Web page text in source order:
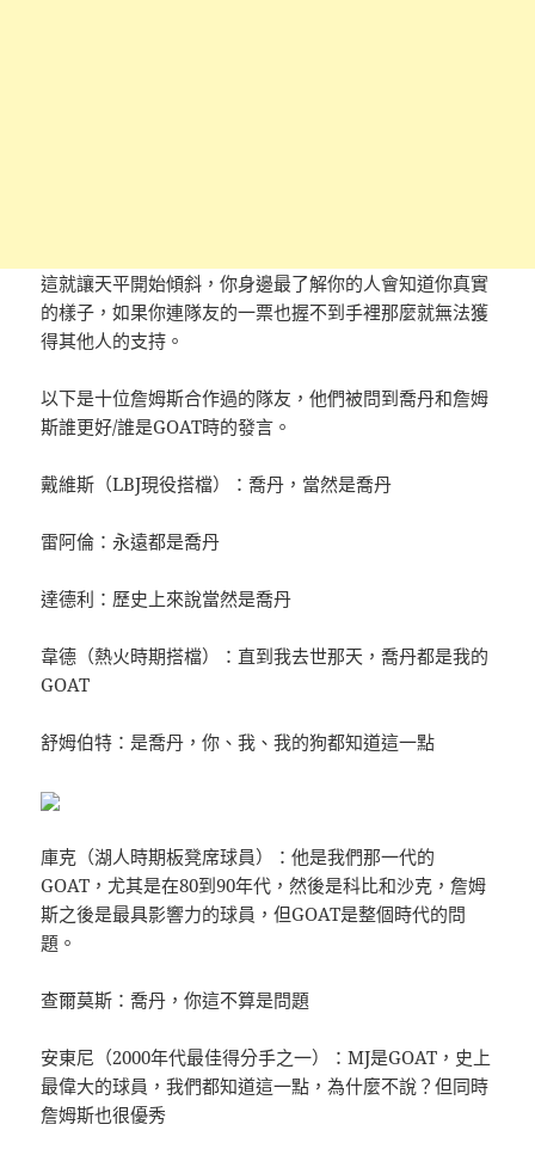
這就讓天平開始傾斜，你身邊最了解你的人會知道你真實
的樣子，如果你連隊友的一票也握不到手裡那麼就無法獲
得其他人的支持。
以下是十位詹姆斯合作過的隊友，他們被問到喬丹和詹姆
斯誰更好/誰是GOAT時的發言。
戴維斯（LBJ現役搭檔）：喬丹，當然是喬丹
雷阿倫：永遠都是喬丹
達德利：歷史上來說當然是喬丹
韋德（熱火時期搭檔）：直到我去世那天，喬丹都是我的
GOAT
舒姆伯特：是喬丹，你、我、我的狗都知道這一點
庫克（湖人時期板凳席球員）：他是我們那一代的
GOAT，尤其是在80到90年代，然後是科比和沙克，詹姆
斯之後是最具影響力的球員，但GOAT是整個時代的問
題。
查爾莫斯：喬丹，你這不算是問題
安東尼（2000年代最佳得分手之一）：MJ是GOAT，史上
最偉大的球員，我們都知道這一點，為什麼不說？但同時
詹姆斯也很優秀